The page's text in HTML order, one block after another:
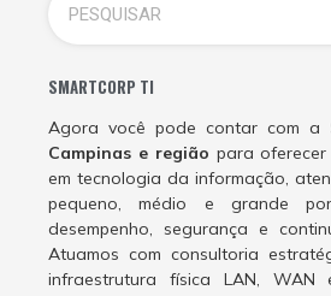
SMARTCORP TI
Agora você pode contar com a
Campinas e região para oferecer
em tecnologia da informação,
pequeno, médio e grande
desempenho, segurança e
Atuamos com consultoria
infraestrutura física LAN, WAN